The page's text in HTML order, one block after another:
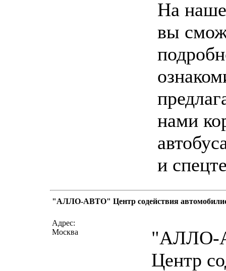
На
вы
нами
и
"АЛЛО-АВТО" Центр содействия
Адрес:
Москва
"АЛЛО-
Центр